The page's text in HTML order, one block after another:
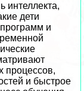
интеллекта,
дети
и
процессов,
и быстрое